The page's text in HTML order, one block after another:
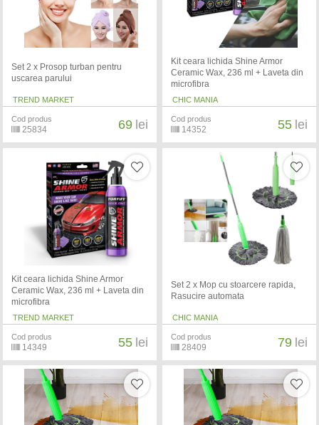
Set 2 x Prosop turban pentru
uscarea parului
TREND MARKET
Cod produs
25834 69 lei
Kit ceara lichida Shine Armor
Ceramic Wax, 236 ml + Laveta din
microfibra
CHIC MANIA
Cod produs
14352 55 lei
Kit ceara lichida Shine Armor
Ceramic Wax, 236 ml + Laveta din
microfibra
TREND MARKET
Cod produs
14349 55 lei
Set 2 x Mop cu stoarcere rapida,
Rasucire automata
CHIC MANIA
Cod produs
28409 79 lei